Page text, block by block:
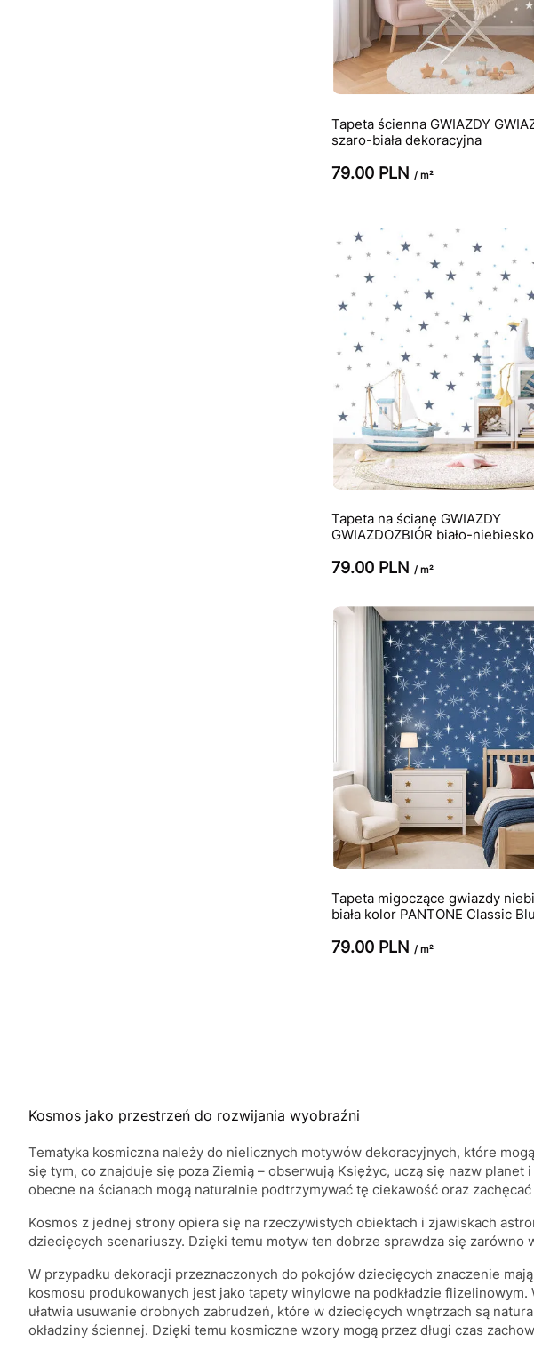
Tapeta ścienna GWIAZDY
szaro-biała dekoracyjna
79.00 PLN / m²
Tapeta na ścianę GWIAZDY
GWIAZDOZBIÓR biało-
79.00 PLN / m²
Tapeta migoczące gwiazdy
biała kolor PANTONE Classic
79.00 PLN / m²
Kosmos jako przestrzeń do rozwijania wyobraźni
Tematyka kosmiczna należy do nielicznych motywów dekoracyjnych, które
się tym, co znajduje się poza Ziemią – obserwują Księżyc, uczą się nazw
obecne na ścianach mogą naturalnie podtrzymywać tę ciekawość oraz
Kosmos z jednej strony opiera się na rzeczywistych obiektach i zjawiskach
dziecięcych scenariuszy. Dzięki temu motyw ten dobrze sprawdza się
W przypadku dekoracji przeznaczonych do pokojów dziecięcych znaczenie
kosmosu produkowanych jest jako tapety winylowe na podkładzie
ułatwia usuwanie drobnych zabrudzeń, które w dziecięcych wnętrzach są
okładziny ściennej. Dzięki temu kosmiczne wzory mogą przez długi czas